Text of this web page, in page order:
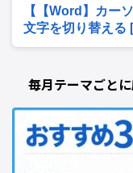
【【Word】カー
文字を切り替える
毎月テーマごとに